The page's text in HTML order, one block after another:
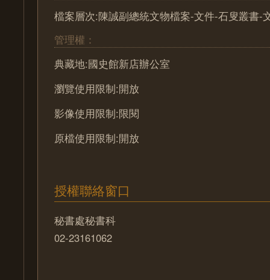
檔案層次:陳誠副總統文物檔案-文件-石叟叢書-
管理權：
典藏地:國史館新店辦公室
瀏覽使用限制:開放
影像使用限制:限閱
原檔使用限制:開放
授權聯絡窗口
秘書處秘書科
02-23161062